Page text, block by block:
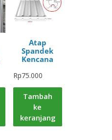
Atap
Spandek
Kencana
Rp75.000
Tambah
ke
keranjang